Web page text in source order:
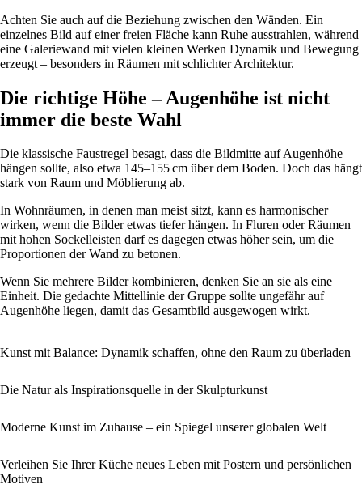
Achten Sie auch auf die Beziehung zwischen den Wänden. Ein
einzelnes Bild auf einer freien Fläche kann Ruhe ausstrahlen, während
eine Galeriewand mit vielen kleinen Werken Dynamik und Bewegung
erzeugt – besonders in Räumen mit schlichter Architektur.
Die richtige Höhe – Augenhöhe ist nicht
immer die beste Wahl
Die klassische Faustregel besagt, dass die Bildmitte auf Augenhöhe
hängen sollte, also etwa 145–155 cm über dem Boden. Doch das hängt
stark von Raum und Möblierung ab.
In Wohnräumen, in denen man meist sitzt, kann es harmonischer
wirken, wenn die Bilder etwas tiefer hängen. In Fluren oder Räumen
mit hohen Sockelleisten darf es dagegen etwas höher sein, um die
Proportionen der Wand zu betonen.
Wenn Sie mehrere Bilder kombinieren, denken Sie an sie als eine
Einheit. Die gedachte Mittellinie der Gruppe sollte ungefähr auf
Augenhöhe liegen, damit das Gesamtbild ausgewogen wirkt.
Kunst mit Balance: Dynamik schaffen, ohne den Raum zu überladen
Die Natur als Inspirationsquelle in der Skulpturkunst
Moderne Kunst im Zuhause – ein Spiegel unserer globalen Welt
Verleihen Sie Ihrer Küche neues Leben mit Postern und persönlichen
Motiven